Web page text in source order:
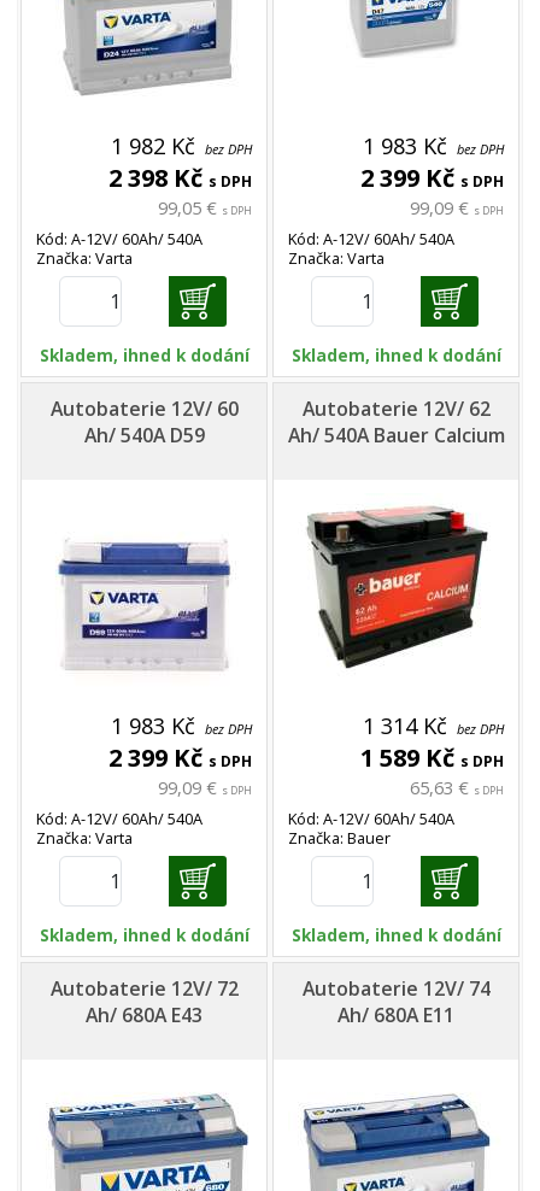
1 982 Kč bez DPH
2 398 Kč s DPH
99,05 € s DPH
Kód: A-12V/ 60Ah/ 540A
Značka: Varta
Skladem, ihned k dodání
1 983 Kč bez DPH
2 399 Kč s DPH
99,09 € s DPH
Kód: A-12V/ 60Ah/ 540A
Značka: Varta
Skladem, ihned k dodání
Autobaterie 12V/ 60
Ah/ 540A D59
1 983 Kč bez DPH
2 399 Kč s DPH
99,09 € s DPH
Kód: A-12V/ 60Ah/ 540A
Značka: Varta
Skladem, ihned k dodání
Autobaterie 12V/ 62
Ah/ 540A Bauer Calcium
1 314 Kč bez DPH
1 589 Kč s DPH
65,63 € s DPH
Kód: A-12V/ 60Ah/ 540A
Značka: Bauer
Skladem, ihned k dodání
Autobaterie 12V/ 72
Ah/ 680A E43
Autobaterie 12V/ 74
Ah/ 680A E11